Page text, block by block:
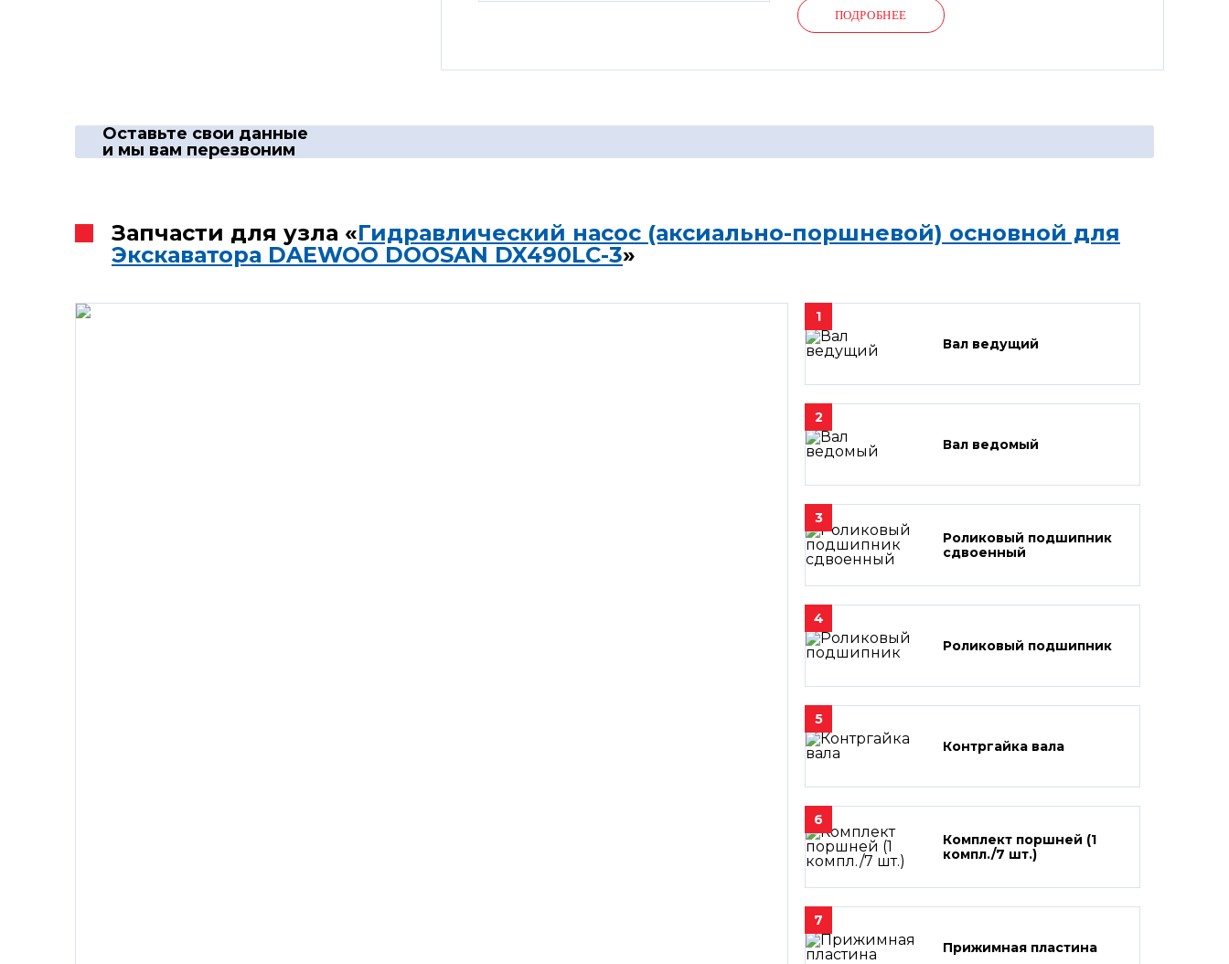
ПОДРОБНЕЕ
Оставьте свои данные
и мы вам перезвоним
Запчасти для узла «Гидравлический насос (аксиально-поршневой) основной для
Экскаватора DAEWOO DOOSAN DX490LC-3»
1
Вал ведущий
2
Вал ведомый
3
Роликовый подшипник
сдвоенный
4
Роликовый подшипник
5
Контргайка вала
6
Комплект поршней (1
компл./7 шт.)
7
Прижимная пластина